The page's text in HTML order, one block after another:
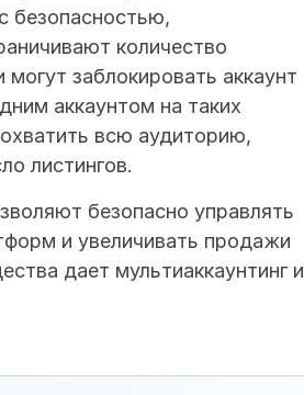
безопасностью,
количество
заблокировать аккаунт
аккаунтом на таких
всю аудиторию,
листингов.
безопасно управлять
и увеличивать продажи
дает мультиаккаунтинг и